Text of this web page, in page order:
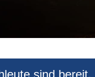
sind bereit,